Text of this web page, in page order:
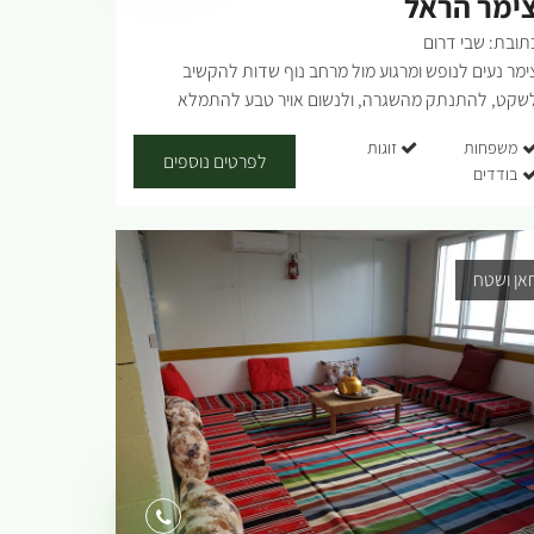
שבי דרום
נעים לנופש ומרגוע מול מרחב נוף שדות להקשיב
להתנתק מהשגרה, ולנשום אויר טבע להתמלא
[gallery columns="4"
,33525" orderby="rand"]...
משפחות
זוגות
בודדים
לפרטים נוספים
ושטח